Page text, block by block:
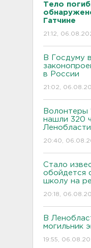
Тело
Гатчине
21:12,
В Госдуму
в России
21:02,
Волонтеры
нашли 320
20:40,
Стало
обойдется
школу на
20:18,
В
могильник
19:55,